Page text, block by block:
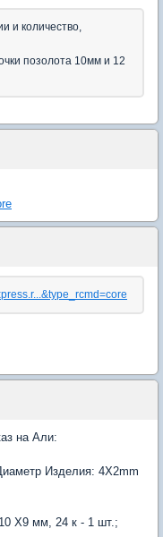
и количество,
позолота 10мм и 12
на Али:
Изделия: 4X2mm
Х9 мм, 24 к - 1 шт.;